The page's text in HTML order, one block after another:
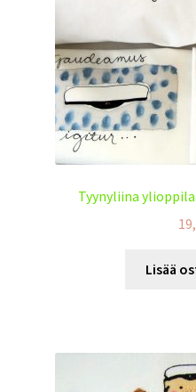
Tyynyliina
Lisää